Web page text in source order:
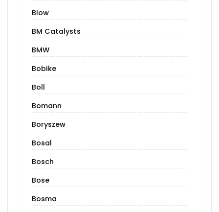
Blow
BM Catalysts
BMW
Bobike
Boll
Bomann
Boryszew
Bosal
Bosch
Bose
Bosma